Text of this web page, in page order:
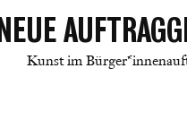
NEUE
Kunst im